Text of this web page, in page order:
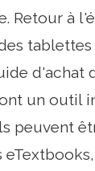
Retour à
tablettes
d'achat
un outil
peuvent